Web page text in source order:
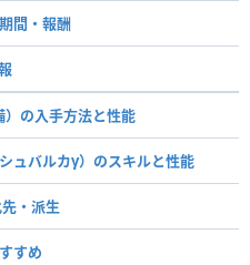
間・報酬
）の入手方法と性能
ュバルカγ）のスキルと性能
・派生
すめ